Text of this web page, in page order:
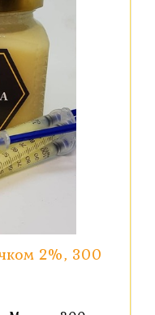
2%, 300